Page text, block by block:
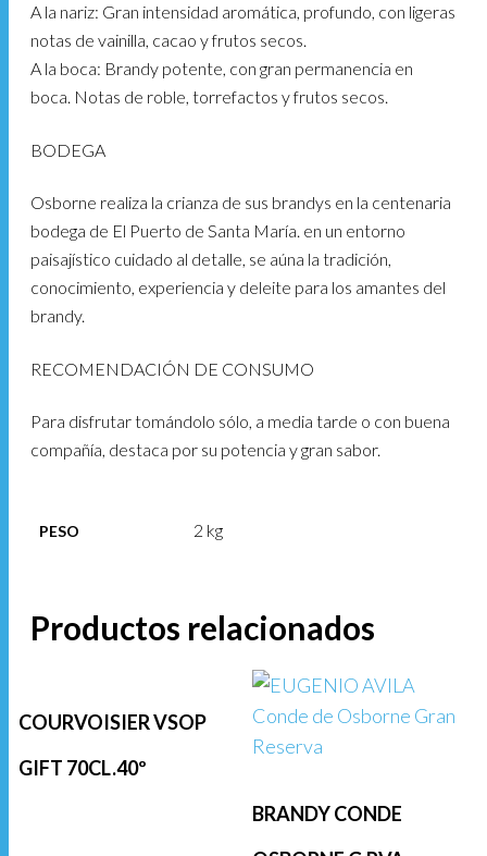
A la nariz: Gran intensidad aromática, profundo, con ligeras
notas de vainilla, cacao y frutos secos.
A la boca: Brandy potente, con gran permanencia en
boca. Notas de roble, torrefactos y frutos secos.
BODEGA
Osborne realiza la crianza de sus brandys en la centenaria
bodega de El Puerto de Santa María. en un entorno
paisajístico cuidado al detalle, se aúna la tradición,
conocimiento, experiencia y deleite para los amantes del
brandy.
RECOMENDACIÓN DE CONSUMO
Para disfrutar tomándolo sólo, a media tarde o con buena
compañía, destaca por su potencia y gran sabor.
PESO 2 kg
Productos relacionados
COURVOISIER VSOP
GIFT 70CL.40º
BRANDY CONDE